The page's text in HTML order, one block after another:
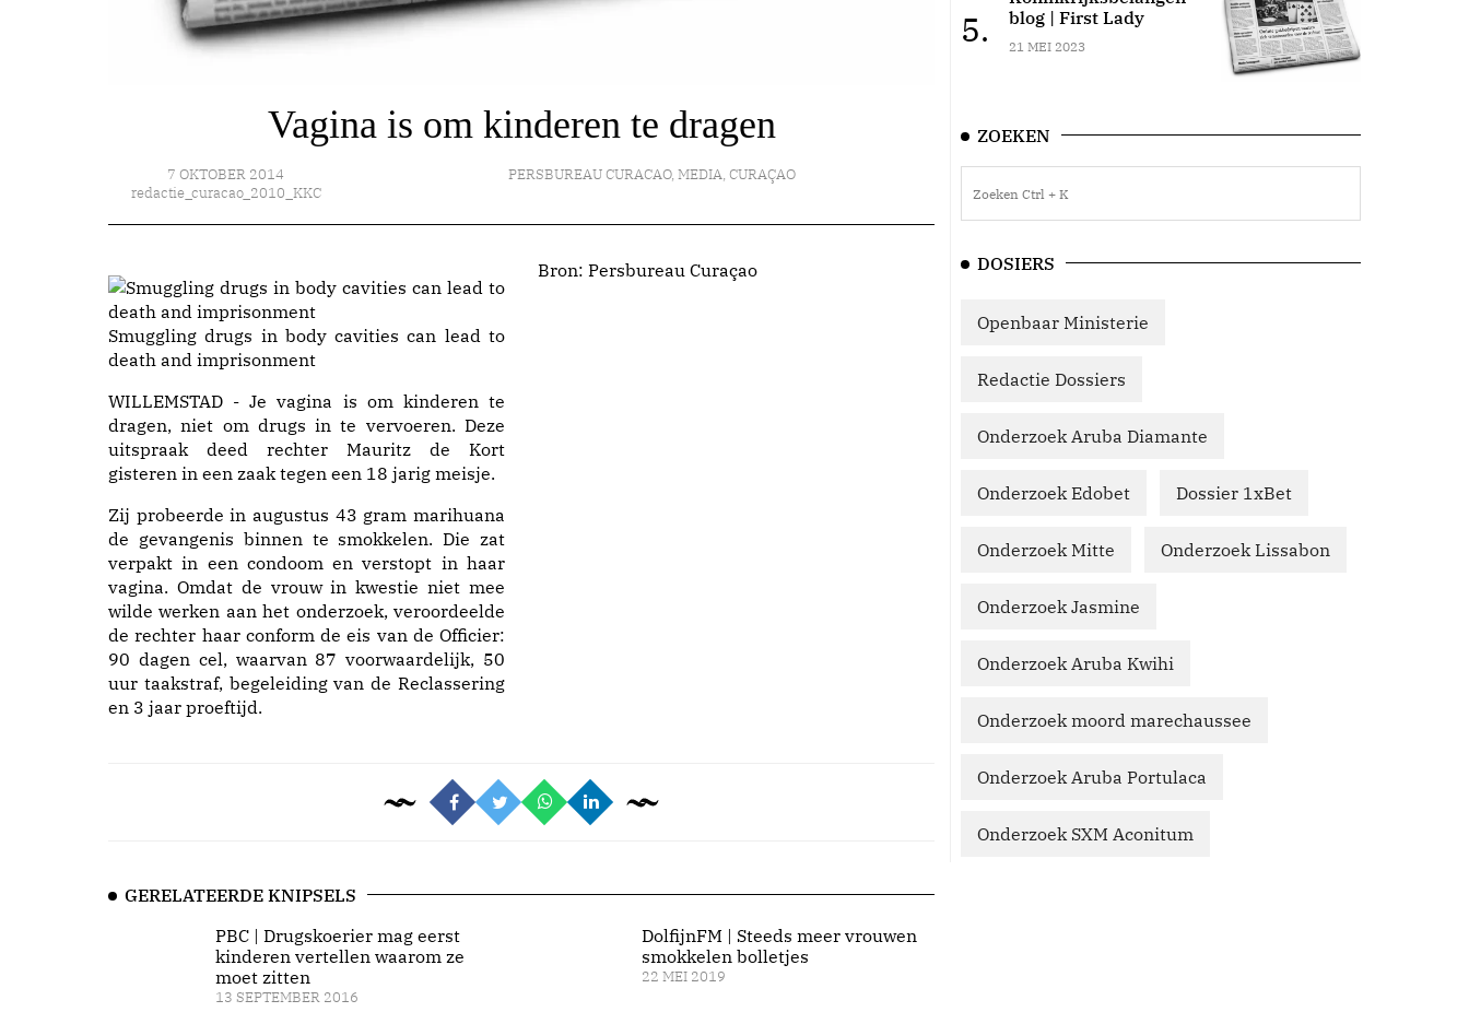
Vagina is om kinderen te dragen
7 OKTOBER 2014
redactie_curacao_2010_KKC
PERSBUREAU CURACAO,MEDIA,CURAÇAO
Smuggling drugs in body cavities can lead to
death and imprisonment
WILLEMSTAD - Je vagina is om kinderen te
dragen, niet om drugs in te vervoeren. Deze
uitspraak deed rechter Mauritz de Kort
gisteren in een zaak tegen een 18 jarig meisje.
Zij probeerde in augustus 43 gram marihuana
de gevangenis binnen te smokkelen. Die zat
verpakt in een condoom en verstopt in haar
vagina. Omdat de vrouw in kwestie niet mee
wilde werken aan het onderzoek, veroordeelde
de rechter haar conform de eis van de Officier:
90 dagen cel, waarvan 87 voorwaardelijk, 50
uur taakstraf, begeleiding van de Reclassering
en 3 jaar proeftijd.
Bron: Persbureau Curaçao
GERELATEERDE KNIPSELS
PBC | Drugskoerier mag eerst
kinderen vertellen waarom ze
moet zitten
13 SEPTEMBER 2016
DolfijnFM | Steeds meer vrouwen
smokkelen bolletjes
22 MEI 2019
5.
blog | First Lady
21 MEI 2023
ZOEKEN
DOSIERS
Openbaar Ministerie
Redactie Dossiers
Onderzoek Aruba Diamante
Onderzoek Edobet Dossier 1xBet
Onderzoek Mitte Onderzoek Lissabon
Onderzoek Jasmine
Onderzoek Aruba Kwihi
Onderzoek moord marechaussee
Onderzoek Aruba Portulaca
Onderzoek SXM Aconitum